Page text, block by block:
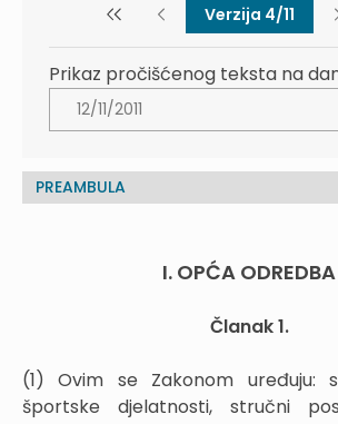
Verzija 4/11
Prikaz pročišćenog teksta na
PREAMBULA
I. OPĆA ODREDBA
Članak 1.
(1) Ovim se Zakonom uređuju:
športske djelatnosti, stručni